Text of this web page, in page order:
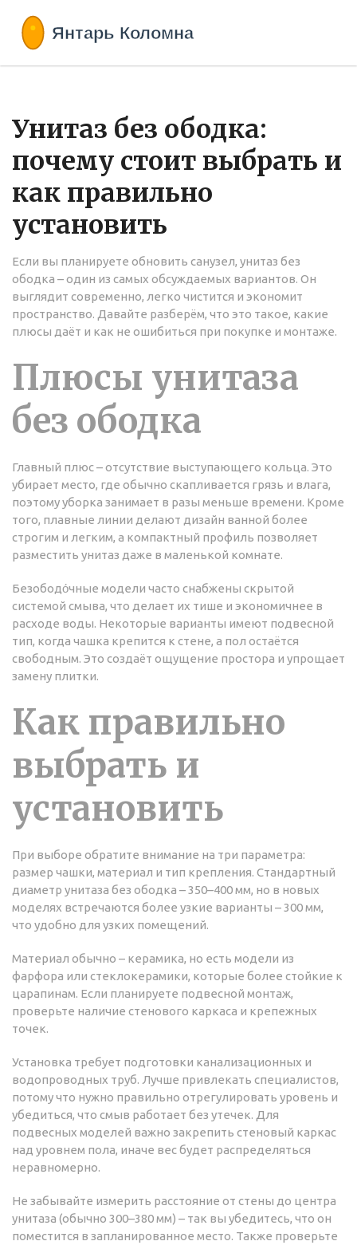
Унитаз без ободка:
почему стоит выбрать и
как правильно
установить
Если вы планируете обновить санузел, унитаз без
ободка – один из самых обсуждаемых вариантов. Он
выглядит современно, легко чистится и экономит
пространство. Давайте разберём, что это такое, какие
плюсы даёт и как не ошибиться при покупке и монтаже.
Плюсы унитаза
без ободка
Главный плюс – отсутствие выступающего кольца. Это
убирает место, где обычно скапливается грязь и влага,
поэтому уборка занимает в разы меньше времени. Кроме
того, плавные линии делают дизайн ванной более
строгим и легким, а компактный профиль позволяет
разместить унитаз даже в маленькой комнате.
Безободо́чные модели часто снабжены скрытой
системой смыва, что делает их тише и экономичнее в
расходе воды. Некоторые варианты имеют подвесной
тип, когда чашка крепится к стене, а пол остаётся
свободным. Это создаёт ощущение простора и упрощает
замену плитки.
Как правильно
выбрать и
установить
При выборе обратите внимание на три параметра:
размер чашки, материал и тип крепления. Стандартный
диаметр унитаза без ободка – 350–400 мм, но в новых
моделях встречаются более узкие варианты – 300 мм,
что удобно для узких помещений.
Материал обычно – керамика, но есть модели из
фарфора или стеклокерамики, которые более стойкие к
царапинам. Если планируете подвесной монтаж,
проверьте наличие стенового каркаса и крепежных
точек.
Установка требует подготовки канализационных и
водопроводных труб. Лучше привлекать специалистов,
потому что нужно правильно отрегулировать уровень и
убедиться, что смыв работает без утечек. Для
подвесных моделей важно закрепить стеновый каркас
над уровнем пола, иначе вес будет распределяться
неравномерно.
Не забывайте измерить расстояние от стены до центра
унитаза (обычно 300–380 мм) – так вы убедитесь, что он
поместится в запланированное место. Также проверьте